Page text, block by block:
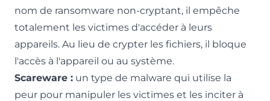
nom de ransomware non-cryptant, il empêche
totalement les victimes d'accéder à leurs
appareils. Au lieu de crypter les fichiers, il bloque
l'accès à l'appareil ou au système.
Scareware : un type de malware qui utilise la
peur pour manipuler les victimes et les inciter à